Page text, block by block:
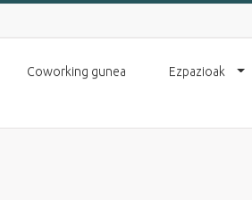
Coworking gunea Ezpazioak